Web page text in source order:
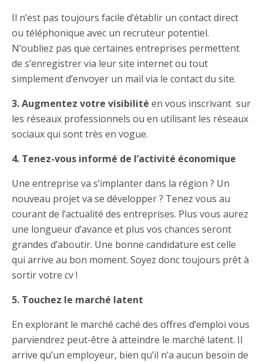
Il n’est pas toujours facile d’établir un contact direct
ou téléphonique avec un recruteur potentiel.
N’oubliez pas que certaines entreprises permettent
de s’enregistrer via leur site internet ou tout
simplement d’envoyer un mail via le contact du site.
3. Augmentez votre visibilité en vous inscrivant sur
les réseaux professionnels ou en utilisant les réseaux
sociaux qui sont très en vogue.
4. Tenez-vous informé de l’activité économique
Une entreprise va s’implanter dans la région ? Un
nouveau projet va se développer ? Tenez vous au
courant de l’actualité des entreprises. Plus vous aurez
une longueur d’avance et plus vos chances seront
grandes d’aboutir. Une bonne candidature est celle
qui arrive au bon moment. Soyez donc toujours prêt à
sortir votre cv !
5. Touchez le marché latent
En explorant le marché caché des offres d’emploi vous
parviendrez peut-être à atteindre le marché latent. Il
arrive qu’un employeur, bien qu’il n’a aucun besoin de